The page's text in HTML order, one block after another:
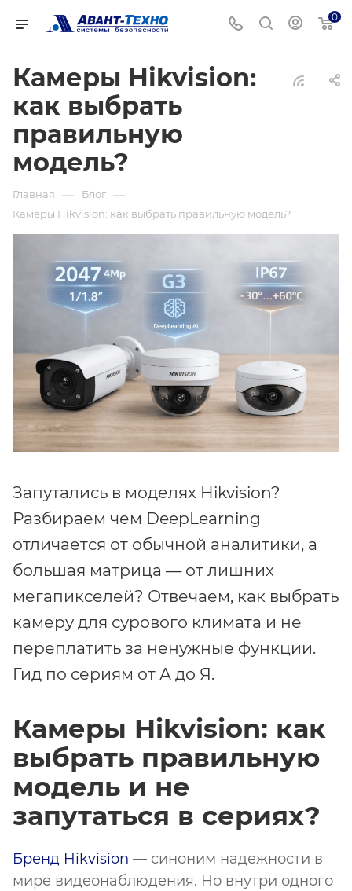
0
Камеры Hikvision:
как выбрать
правильную
модель?
Главная — Блог —
Камеры Hikvision: как выбрать правильную модель?
Запутались в моделях Hikvision?
Разбираем чем DeepLearning
отличается от обычной аналитики, а
большая матрица — от лишних
мегапикселей? Отвечаем, как выбрать
камеру для сурового климата и не
переплатить за ненужные функции.
Гид по сериям от А до Я.
Камеры Hikvision: как
выбрать правильную
модель и не
запутаться в сериях?
Бренд Hikvision — синоним надежности в
мире видеонаблюдения. Но внутри одного